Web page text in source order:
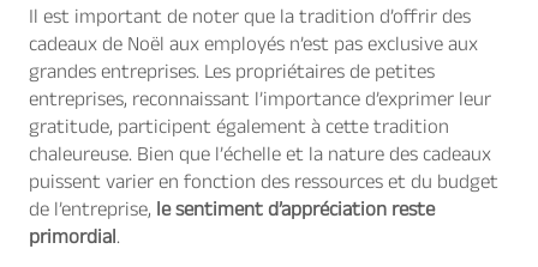
Il est important de noter que la tradition d’offrir des
cadeaux de Noël aux employés n’est pas exclusive aux
grandes entreprises. Les propriétaires de petites
entreprises, reconnaissant l’importance d’exprimer leur
gratitude, participent également à cette tradition
chaleureuse. Bien que l’échelle et la nature des cadeaux
puissent varier en fonction des ressources et du budget
de l’entreprise, le sentiment d’appréciation reste
primordial.